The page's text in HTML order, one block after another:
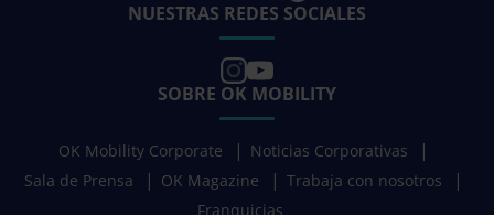
NUESTRAS REDES SOCIALES
SOBRE OK MOBILITY
OK Mobility Corporate
Noticias Corporativas
Sala de Prensa
OK Magazine
Trabaja con nosotros
Franquicias